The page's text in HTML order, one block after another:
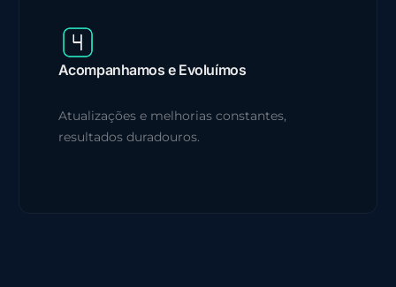
Acompanhamos e Evoluímos
Atualizações e melhorias constantes,
resultados duradouros.